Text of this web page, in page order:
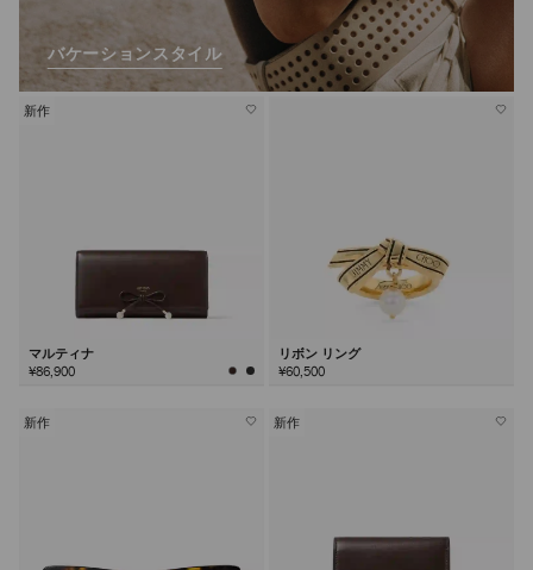
バケーションスタイル
新作
マルティナ
¥86,900
リボン リング
¥60,500
新作 新作